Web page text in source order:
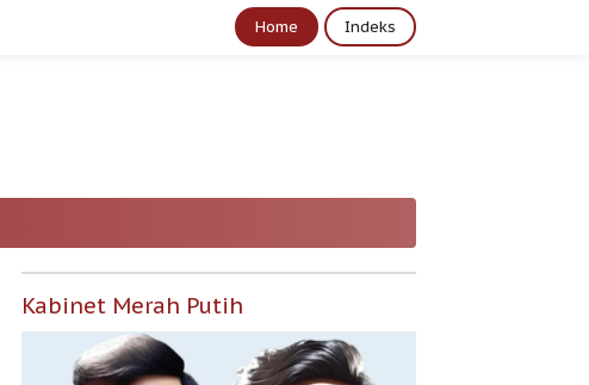
Home Indeks
Kabinet Merah Putih